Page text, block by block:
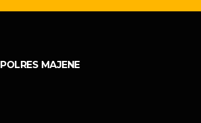
POLRES MAJENE